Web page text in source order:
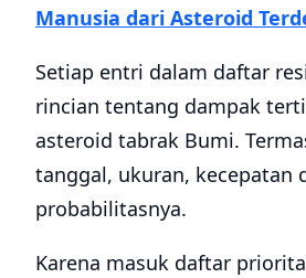
Manusia dari Asteroid
Setiap entri dalam daftar
rincian tentang dampak
asteroid tabrak Bumi.
tanggal, ukuran, kecepatan
probabilitasnya.
Karena masuk daftar